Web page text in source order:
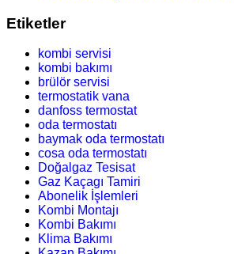
Etiketler
kombi servisi
kombi bakımı
brülör servisi
termostatik vana
danfoss termostat
oda termostatı
baymak oda termostatı
cosa oda termostatı
Doğalgaz Tesisat
Gaz Kaçagı Tamiri
Abonelik İşlemleri
Kombi Montajı
Kombi Bakımı
Klima Bakımı